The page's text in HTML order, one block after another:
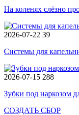
На коленях слёзно
2026-07-22 39
Системы для
2026-07-15 288
Зубки под наркозом
СОЗДАТЬ СБОР